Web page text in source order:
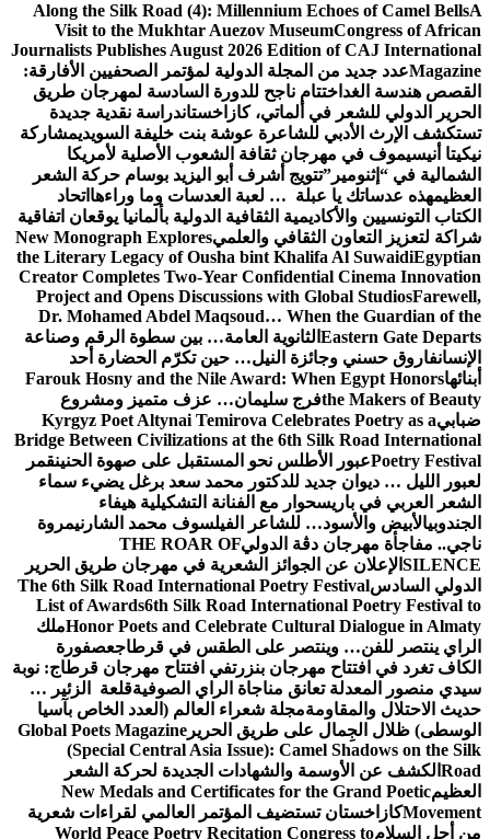
Along the Silk Road (4): Millennium Echoes of Camel BellsA
Visit to the Mukhtar Auezov MuseumCongress of African
Journalists Publishes August 2026 Edition of CAJ International
Magazineعدد جديد من المجلة الدولية لمؤتمر الصحفيين الأفارقة:
القصص هندسة الغد اختتام ناجح للدورة السادسة لمهرجان طريق
الحرير الدولي للشعر في ألماتي، كازاخستاندراسة نقدية جديدة
تستكشف الإرث الأدبي للشاعرة عوشة بنت خليفة السويديمشاركة
نيكيتا أنيسيموف في مهرجان ثقافة الشعوب الأصلية لأمريكا
الشمالية في “إثنومير”تتويج أشرف أبو اليزيد بوسام حركة الشعر
العظيمهذه عدساتك يا عبلة … لعبة العدسات وما وراءها اتحاد
الكتاب التونسيين والأكاديمية الثقافية الدولية بألمانيا يوقعان اتفاقية
شراكة لتعزيز التعاون الثقافي والعلميNew Monograph Explores
the Literary Legacy of Ousha bint Khalifa Al SuwaidiEgyptian
Creator Completes Two-Year Confidential Cinema Innovation
Project and Opens Discussions with Global StudiosFarewell,
Dr. Mohamed Abdel Maqsoud… When the Guardian of the
Eastern Gate Departs الثانوية العامة… بين سطوة الرقم وصناعة
الإنسانفاروق حسني وجائزة النيل… حين تكرّم الحضارة أحد
أبنائهاFarouk Hosny and the Nile Award: When Egypt Honors
the Makers of Beautyفرج سليمان… عزف متميز ومشروع
ضبابيKyrgyz Poet Altynai Temirova Celebrates Poetry as a
Bridge Between Civilizations at the 6th Silk Road International
Poetry Festivalعبور الأطلس نحو المستقبل على صهوة الحنينقمر
لعبور الليل … ديوان جديد للدكتور محمد سعد برغل يضيء سماء
الشعر العربي في باريسحوار مع الفنانة التشكيلية هيفاء
الجندوبيالأبيض والأسود… للشاعر الفيلسوف محمد الشارنيمروة
ناجي.. مفاجأة مهرجان دڨة الدوليTHE ROAR OF
SILENCE الإعلان عن الجوائز الشعرية في مهرجان طريق الحرير
الدولي السادسThe 6th Silk Road International Poetry Festival
List of Awards6th Silk Road International Poetry Festival to
Honor Poets and Celebrate Cultural Dialogue in Almatyملك
الراي ينتصر للفن… وينتصر على الطقس في قرطاجعصفورة
الكاف تغرد في افتتاح مهرجان بنزرتفي افتتاح مهرجان قرطاج: نوبة
سيدي منصور المعدلة تعانق مناجاة الراي الصوفيةقلعة الزئير …
حديث الاحتلال والمقاومةمجلة شعراء العالم (العدد الخاص بآسيا
الوسطى) ظلال الجِمال على طريق الحرير Global Poets Magazine
(Special Central Asia Issue): Camel Shadows on the Silk
Road الكشف عن الأوسمة والشهادات الجديدة لحركة الشعر
العظيمNew Medals and Certificates for the Grand Poetic
Movementكازاخستان تستضيف المؤتمر العالمي لقراءات شعرية
من أجل السلامWorld Peace Poetry Recitation Congress to